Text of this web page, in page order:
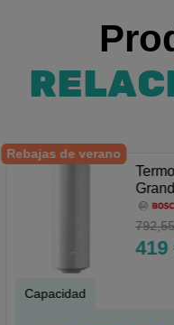
Rebajas de verano
419
Capacidad